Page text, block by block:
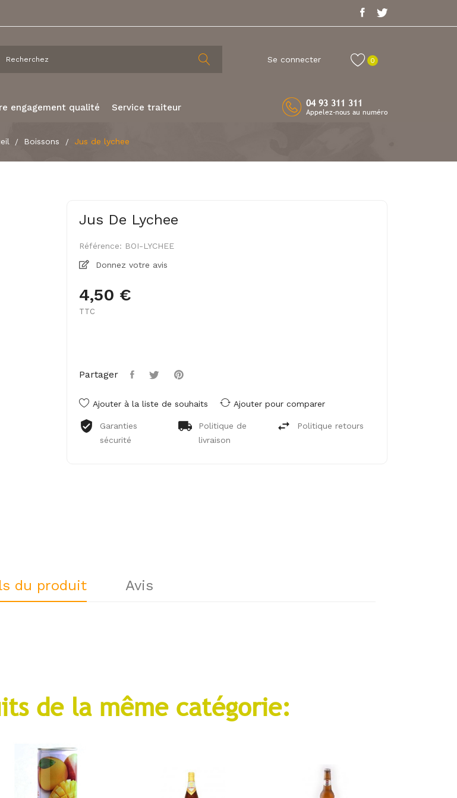
0
Se connecter
04 93 311 311
Appelez-nous au numéro
engagement qualité Service traiteur
Boissons Jus de lychee
Jus De Lychee
Référence: BOI-LYCHEE
Donnez votre avis
4,50 €
TTC
Partager
Ajouter à la liste de souhaits Ajouter pour comparer
Garanties
sécurité
Politique de
livraison
Politique retours
du produit Avis
de la même catégorie: